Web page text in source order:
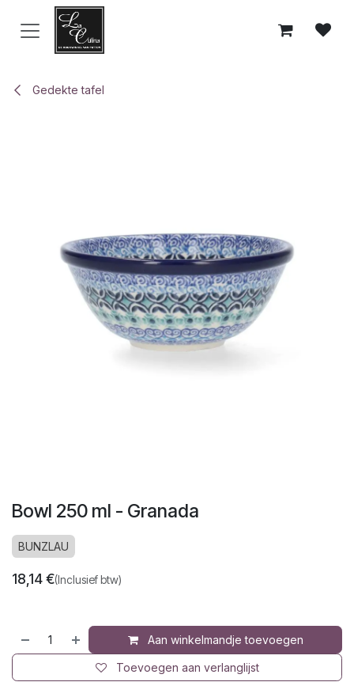
Overslaan naar inhoud
Gedekte tafel
Bowl 250 ml - Granada
BUNZLAU
18,14€(Inclusief btw)
Aan winkelmandje toevoegen
Toevoegen aan verlanglijst